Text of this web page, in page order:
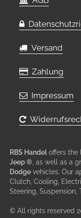
Versand
Zahlung
Impressum
RBS Handel offers the
Jeep ® , as well as a
Dodge vehicles. Our
Clutch, Cooling,
Steering, Suspension,
© All rights reserved